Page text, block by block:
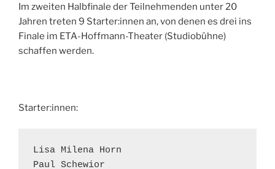
Im zweiten Halbfinale der Teilnehmenden unter 20
Jahren treten 9 Starter:innen an, von denen es drei ins
Finale im ETA-Hoffmann-Theater (Studiobühne)
schaffen werden.
Starter:innen:
Lisa Milena Horn
Paul Schewior